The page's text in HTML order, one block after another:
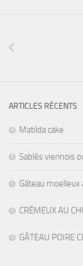
ARTICLES RÉCENTS
Matilda cake
Sablés viennois
Gâteau
CRÉMEUX AU
GÂTEAU POIRE